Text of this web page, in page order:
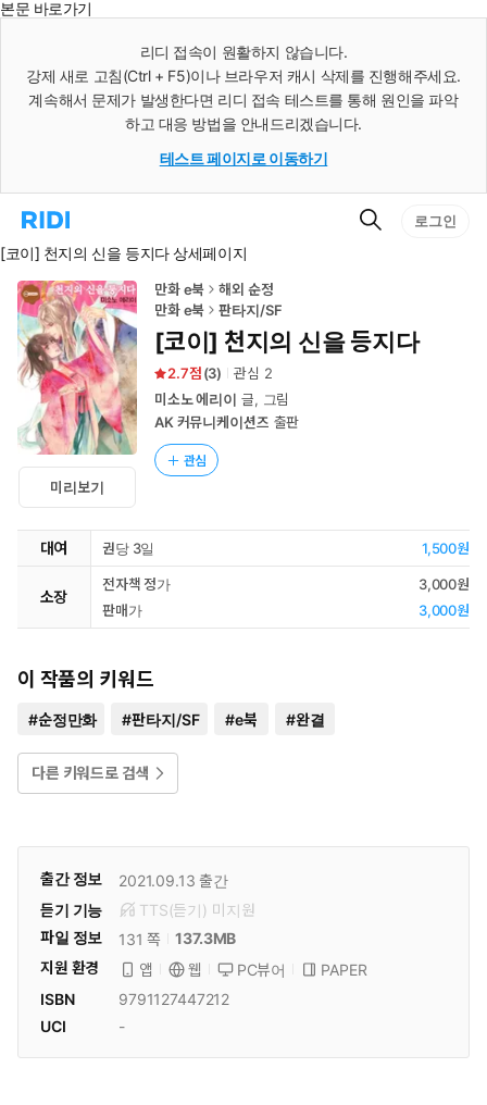
본문 바로가기
리디 접속이 원활하지 않습니다.
강제 새로 고침(Ctrl + F5)이나 브라우저 캐시 삭제를 진행해주세요.
계속해서 문제가 발생한다면 리디 접속 테스트를 통해 원인을 파악
하고 대응 방법을 안내드리겠습니다.
테스트 페이지로 이동하기
리
홈
로
이
동
검
로그인
[코이] 천지의 신을 등지다 상세페이지
미리보기
만화 e북
해외 순정
만화 e북
판타지/SF
[코이] 천지의 신을 등지다
2.7 (3) 관심 2
미소노 에리이 글, 그림
AK 커뮤니케이션즈 출판
관심
대여 권당 3일 1,500원
소장
전자책 정가
3,000원
판매가
3,000원
이 작품의 키워드
#순정만화 #판타지/SF #e북 #완결
다른 키워드로 검색
출간 정보 2021.09.13 출간
듣기 기능
TTS(듣기) 미 지원
파일 정보
131 쪽
137.3MB
지원 환경
앱 웹 PC뷰어
PAPER
ISBN
9791127447212
UCI
-